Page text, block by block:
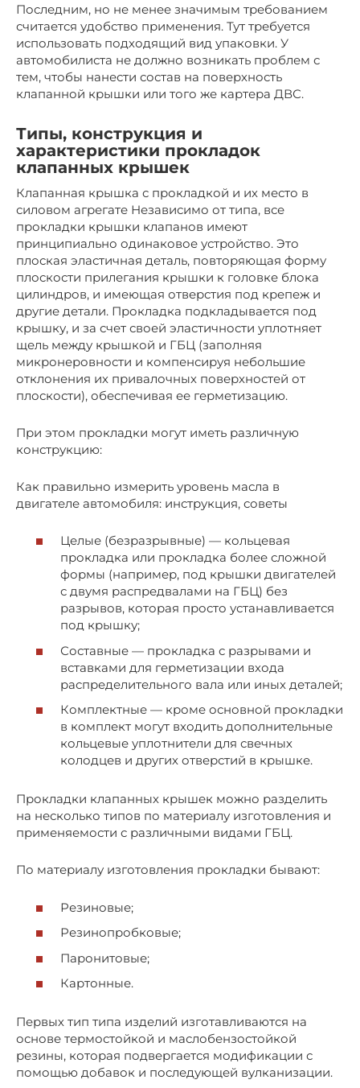
Последним, но не менее значимым требованием
считается удобство применения. Тут требуется
использовать подходящий вид упаковки. У
автомобилиста не должно возникать проблем с
тем, чтобы нанести состав на поверхность
клапанной крышки или того же картера ДВС.
Типы, конструкция и
характеристики прокладок
клапанных крышек
Клапанная крышка с прокладкой и их место в
силовом агрегате Независимо от типа, все
прокладки крышки клапанов имеют
принципиально одинаковое устройство. Это
плоская эластичная деталь, повторяющая форму
плоскости прилегания крышки к головке блока
цилиндров, и имеющая отверстия под крепеж и
другие детали. Прокладка подкладывается под
крышку, и за счет своей эластичности уплотняет
щель между крышкой и ГБЦ (заполняя
микронеровности и компенсируя небольшие
отклонения их привалочных поверхностей от
плоскости), обеспечивая ее герметизацию.
При этом прокладки могут иметь различную
конструкцию:
Как правильно измерить уровень масла в
двигателе автомобиля: инструкция, советы
Целые (безразрывные) — кольцевая
прокладка или прокладка более сложной
формы (например, под крышки двигателей
с двумя распредвалами на ГБЦ) без
разрывов, которая просто устанавливается
под крышку;
Составные — прокладка с разрывами и
вставками для герметизации входа
распределительного вала или иных деталей;
Комплектные — кроме основной прокладки
в комплект могут входить дополнительные
кольцевые уплотнители для свечных
колодцев и других отверстий в крышке.
Прокладки клапанных крышек можно разделить
на несколько типов по материалу изготовления и
применяемости с различными видами ГБЦ.
По материалу изготовления прокладки бывают:
Резиновые;
Резинопробковые;
Паронитовые;
Картонные.
Первых тип типа изделий изготавливаются на
основе термостойкой и маслобензостойкой
резины, которая подвергается модификации с
помощью добавок и последующей вулканизации.